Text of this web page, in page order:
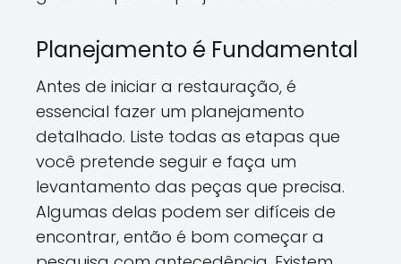
Planejamento é Fundamental
Antes de iniciar a restauração, é
essencial fazer um planejamento
detalhado. Liste todas as etapas que
você pretende seguir e faça um
levantamento das peças que precisa.
Algumas delas podem ser difíceis de
encontrar, então é bom começar a